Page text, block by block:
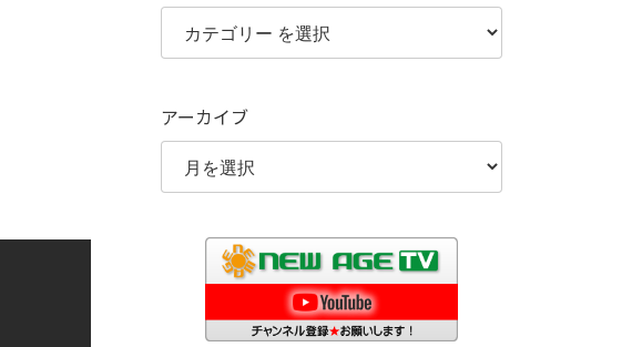
アーカイブ